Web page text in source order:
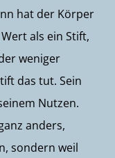
hat der Körper
als ein Stift,
weniger
das tut. Sein
Nutzen.
anders,
sondern weil